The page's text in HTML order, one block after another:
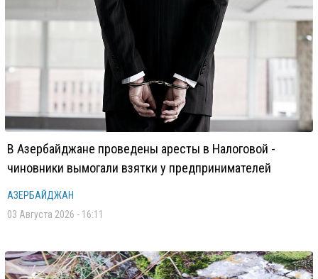
В Азербайджане проведены аресты в Налоговой -
чиновники вымогали взятки у предпринимателей
АЗЕРБАЙДЖАН
03 Августа 2026 - 16:11